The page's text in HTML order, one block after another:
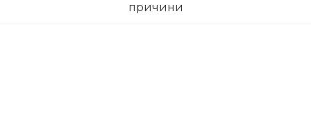
причини